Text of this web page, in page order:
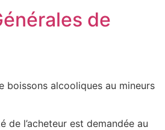
de
boissons alcooliques au mineurs
de l’acheteur est demandée au